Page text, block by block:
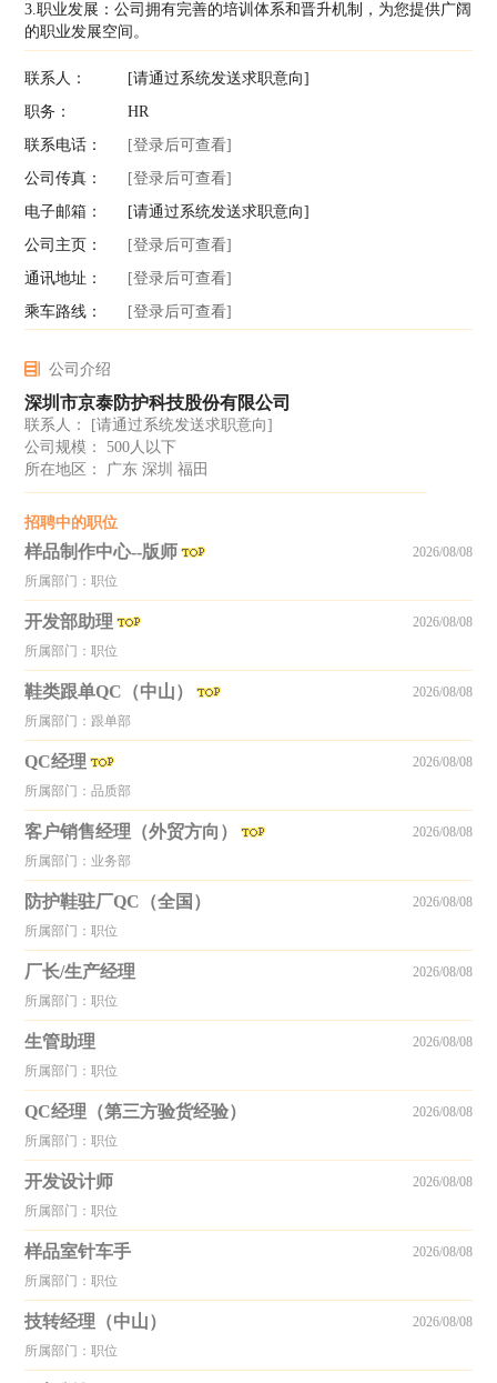
3.职业发展：公司拥有完善的培训体系和晋升机制，为您提供广阔
的职业发展空间。
联系人：
[请通过系统发送求职意向]
职务：
HR
联系电话：
[登录后可查看]
公司传真：
[登录后可查看]
电子邮箱：
[请通过系统发送求职意向]
公司主页：
[登录后可查看]
通讯地址：
[登录后可查看]
乘车路线：
[登录后可查看]
公司介绍
深圳市京泰防护科技股份有限公司
联系人：
[请通过系统发送求职意向]
公司规模： 500人以下
所在地区： 广东 深圳 福田
招聘中的职位
样品制作中心--版师
所属部门：职位
2026/08/08
开发部助理
所属部门：职位
2026/08/08
鞋类跟单QC（中山）
所属部门：跟单部
2026/08/08
QC经理
所属部门：品质部
2026/08/08
客户销售经理（外贸方向）
所属部门：业务部
2026/08/08
防护鞋驻厂QC（全国）
所属部门：职位
2026/08/08
厂长/生产经理
所属部门：职位
2026/08/08
生管助理
所属部门：职位
2026/08/08
QC经理（第三方验货经验）
所属部门：职位
2026/08/08
开发设计师
所属部门：职位
2026/08/08
样品室针车手
所属部门：职位
2026/08/08
技转经理（中山）
所属部门：职位
2026/08/08